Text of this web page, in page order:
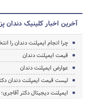
آخرین اخبار کلینیک دندان
چرا انجام ایمپلنت دندان را
قیمت ایمپلنت دندان
عوارض ایمپلنت دندان
لیست قیمت ایمپلنت دندان
ایمپلنت دیجیتال دکتر